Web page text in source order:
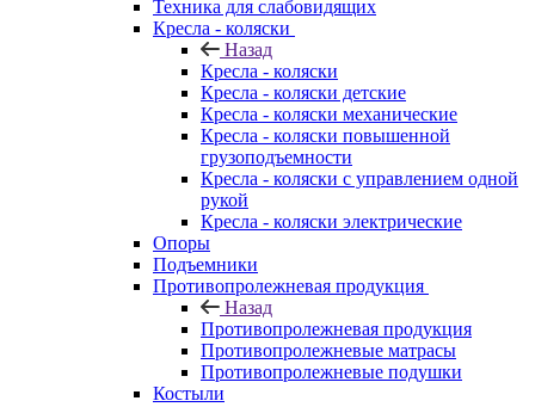
Техника для слабовидящих
Кресла - коляски
Назад
Кресла - коляски
Кресла - коляски детские
Кресла - коляски механические
Кресла - коляски повышенной
грузоподъемности
Кресла - коляски с управлением одной
рукой
Кресла - коляски электрические
Опоры
Подъемники
Противопролежневая продукция
Назад
Противопролежневая продукция
Противопролежневые матрасы
Противопролежневые подушки
Костыли